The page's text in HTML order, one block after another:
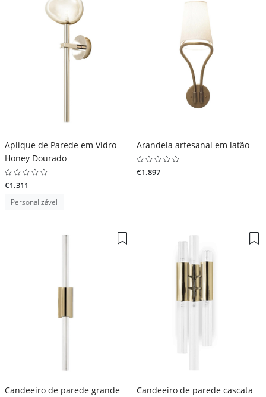
Aplique de Parede em Vidro
Honey Dourado
€1.311
Personalizável
Arandela artesanal em latão
€1.897
Candeeiro de parede grande
Candeeiro de parede cascata